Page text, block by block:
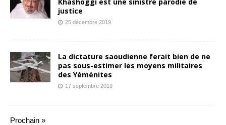
justice
25 décembre 2019
La dictature saoudienne ferait bien de ne
pas sous-estimer les moyens militaires
des Yéménites
17 septembre 2019
Prochain »